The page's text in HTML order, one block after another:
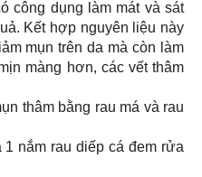
công dụng làm mát và sát
Kết hợp nguyên liệu này
mụn trên da mà còn làm
màng hơn, các vết thâm
thâm bằng rau má và rau
nắm rau diếp cá đem rửa